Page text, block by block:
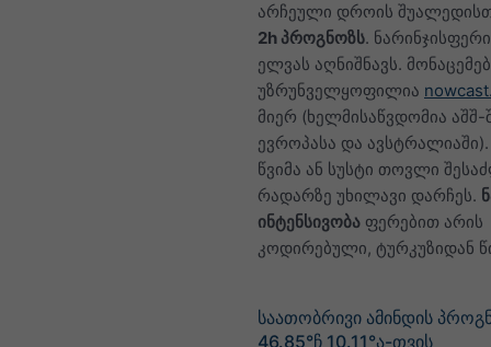
არჩეული დროის
2h პროგნოზს.
ელვას აღნიშნავს.
უზრუნველყოფილია
მიერ (ხელმისაწვდომია აშშ-
ევროპასა და
წვიმა ან სუსტი თოვლი
რადარზე უხილავი დარჩეს.
ინტენსივობა ფერებით არის
კოდირებული, ტურკუზიდან
საათობრივი ამინდის
46.85°ჩ 10.11°ა-თვის